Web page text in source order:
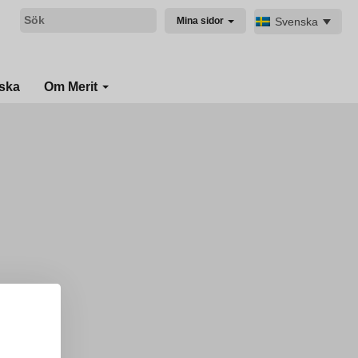
Mina sidor Svenska
Om Merit